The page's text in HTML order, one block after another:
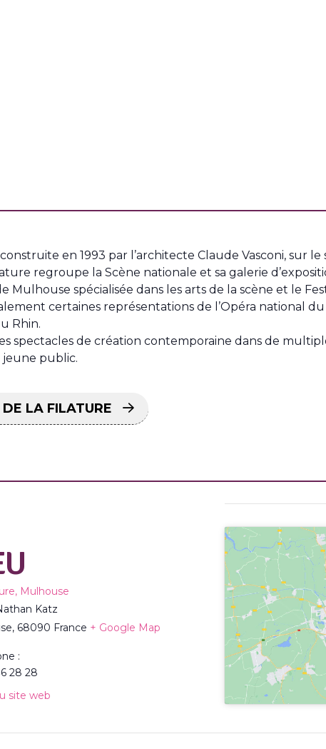
en 1993 par l’architecte Claude Vasconi, sur le
regroupe la Scène nationale et sa galerie
spécialisée dans les arts de la scène et le
certaines représentations de l’Opéra national du
Rhin.
spectacles de création contemporaine dans de
jeune public.
LA FILATURE
Mulhouse
Katz
, 68090 France + Google Map
:
28 28
site web